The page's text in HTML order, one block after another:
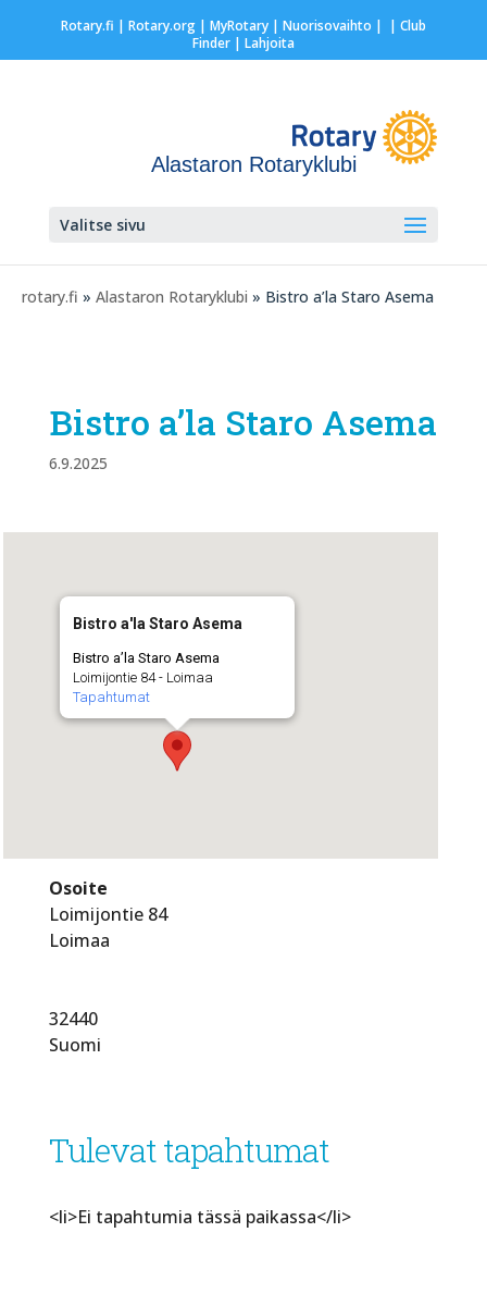
Rotary.fi | Rotary.org| MyRotary | Nuorisovaihto | | Club
Finder| Lahjoita
Alastaron Rotaryklubi
Valitse sivu
rotary.fi » Alastaron Rotaryklubi » Bistro a’la Staro Asema
Bistro a’la Staro Asema
6.9.2025
Bistro a'la Staro Asema
Bistro a’la Staro Asema
Loimijontie 84 - Loimaa
Tapahtumat
Osoite
Loimijontie 84
Loimaa
32440
Suomi
Tulevat tapahtumat
<li>Ei tapahtumia tässä paikassa</li>